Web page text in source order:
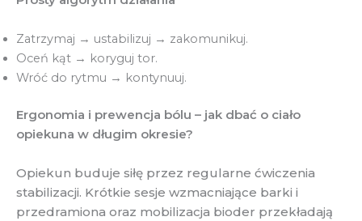
Zatrzymaj → ustabilizuj → zakomunikuj.
Oceń kąt → koryguj tor.
Wróć do rytmu → kontynuuj.
Ergonomia i prewencja bólu – jak dbać o ciało
opiekuna w długim okresie?
Opiekun buduje siłę przez regularne ćwiczenia
stabilizacji. Krótkie sesje wzmacniające barki i
przedramiona oraz mobilizacja bioder przekładają